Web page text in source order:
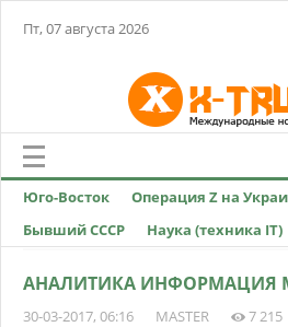
Пт, 07 августа 2026
Юго-Восток Операция Z на
Бывший СССР
Наука (техника IT)
АНАЛИТИКА ИНФОРМАЦИЯ
30-03-2017, 06:16 MASTER
7 215